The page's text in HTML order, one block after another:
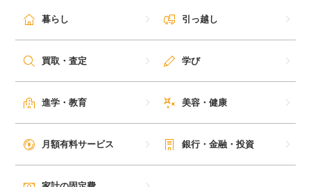
暮らし 引っ越し
買取・査定 学び
進学・教育 美容・健康
月額有料サービス 銀行・金融・投資